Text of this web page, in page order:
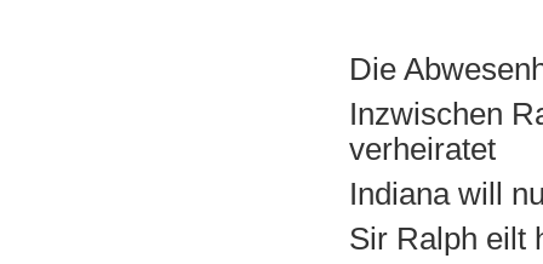
Die
Inzwischen
verheiratet
Indiana will
Sir Ralph eilt